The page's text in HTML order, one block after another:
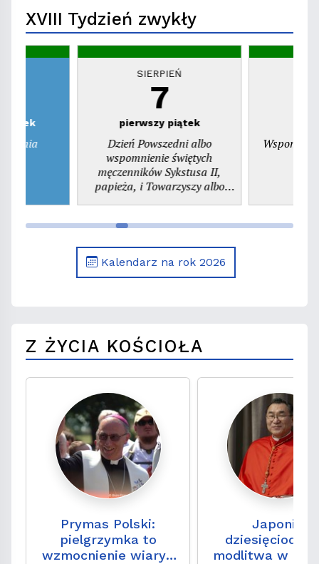
XVIII Tydzień zwykły
SIERPIEŃ
7
pierwszy piątek
Dzień Powszedni albo
wspomnienie świętych
męczenników Sykstusa II,
papieża, i Towarzyszy albo
Kalendarz na rok 2026
Z ŻYCIA KOŚCIOŁA
Prymas Polski:
pielgrzymka to
wzmocnienie wiary i
Japonia:
modlitwa w